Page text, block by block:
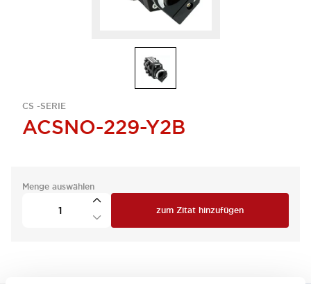
CS -SERIE
ACSNO-229-Y2B
Menge auswählen
zum Zitat hinzufügen